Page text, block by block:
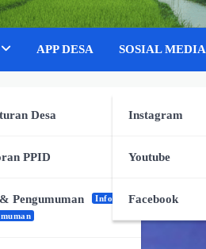
Desa
PPID
Pengumuman
Info &
APP DESA SOSIAL MEDIA
Instagram
Youtube
Facebook
dan